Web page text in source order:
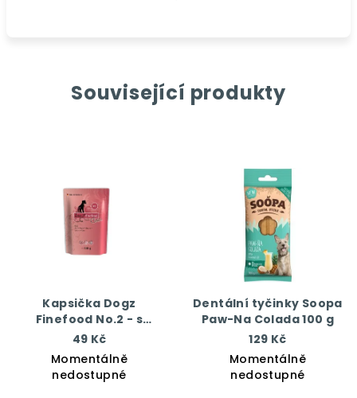
Související produkty
Kapsička Dogz
Finefood No.2 - s
hovězím masem 100 g
49 Kč
Momentálně
nedostupné
Dentální tyčinky Soopa
Paw-Na Colada 100 g
129 Kč
Momentálně
nedostupné